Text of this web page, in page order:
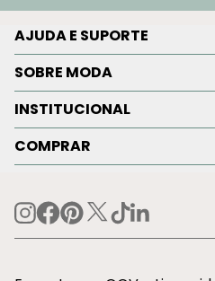
AJUDA E SUPORTE
SOBRE MODA
INSTITUCIONAL
COMPRAR